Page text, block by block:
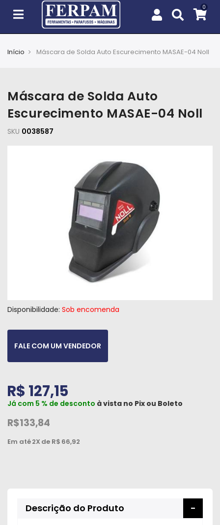
e
Jardim
EPIs
Materiais
Materiais
Pneumáticos
Tintas
e
Químicos
Mecânica
Início Máscara de Solda Auto Escurecimento MASAE-04 Noll
Máscara de Solda Auto
Escurecimento MASAE-04 Noll
SKU 0038587
Disponibilidade: Sob encomenda
FALE COM UM VENDEDOR
R$ 127,15
Já com 5 % de desconto à vista no Pix ou Boleto
R$133,84
Em até2X de R$ 66,92
Descrição do Produto